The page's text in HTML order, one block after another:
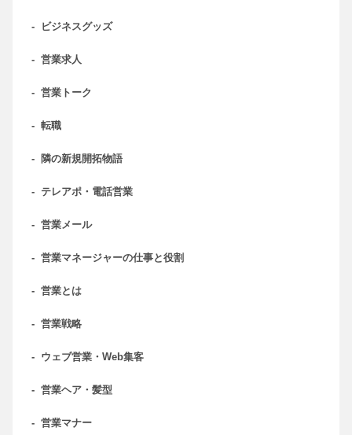
- ビジネスグッズ
- 営業求人
- 営業トーク
- 転職
- 隣の新規開拓物語
- テレアポ・電話営業
- 営業メール
- 営業マネージャーの仕事と役割
- 営業とは
- 営業戦略
- ウェブ営業・Web集客
- 営業ヘア・髪型
- 営業マナー